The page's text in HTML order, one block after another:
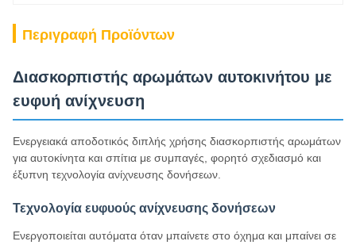
Περιγραφή Προϊόντων
Διασκορπιστής αρωμάτων αυτοκινήτου με
ευφυή ανίχνευση
Ενεργειακά αποδοτικός διπλής χρήσης διασκορπιστής αρωμάτων
για αυτοκίνητα και σπίτια με συμπαγές, φορητό σχεδιασμό και
έξυπνη τεχνολογία ανίχνευσης δονήσεων.
Τεχνολογία ευφυούς ανίχνευσης δονήσεων
Ενεργοποιείται αυτόματα όταν μπαίνετε στο όχημα και μπαίνει σε